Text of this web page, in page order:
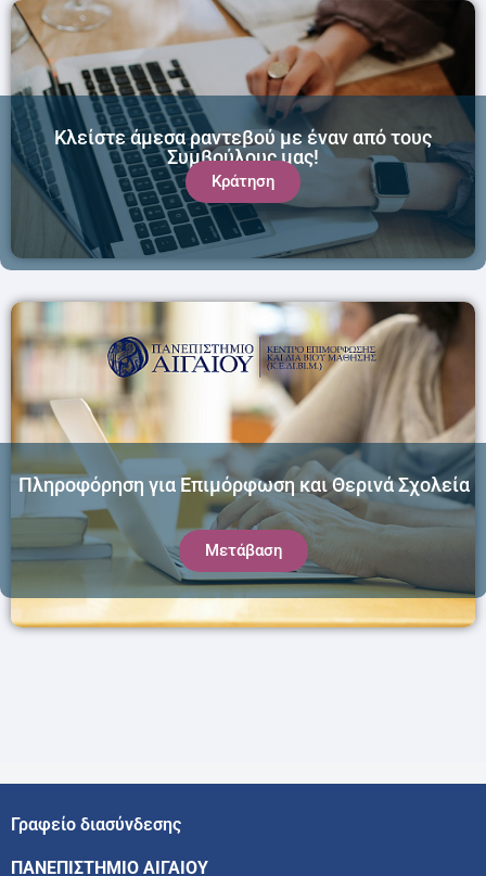
Κράτηση
Κλείστε άμεσα ραντεβού με έναν από τους
Συμβούλους μας!
Πληροφόρηση για Επιμόρφωση και Θερινά Σχολεία
Μετάβαση
Γραφείο διασύνδεσης
ΠΑΝΕΠΙΣΤΗΜΙΟ ΑΙΓΑΙΟΥ